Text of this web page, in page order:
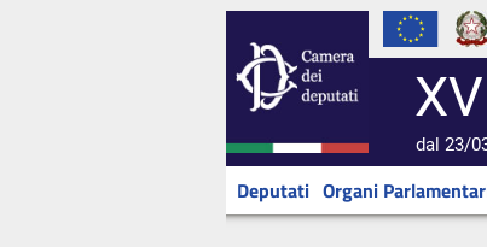
dal 23/
Deputati Organi